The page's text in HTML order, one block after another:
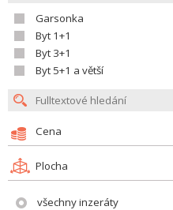
Garsonka
Byt 1+1
Byt 3+1
Byt 5+1 a větší
Cena
Plocha
všechny inzeráty